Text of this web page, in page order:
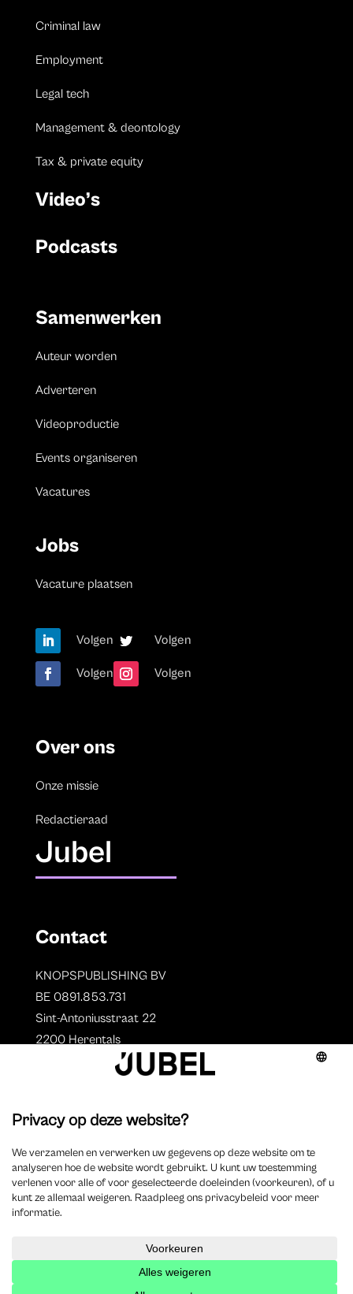
Criminal law
Employment
Legal tech
Management & deontology
Tax & private equity
Video’s
Podcasts
Samenwerken
Auteur worden
Adverteren
Videoproductie
Events organiseren
Vacatures
Jobs
Vacature plaatsen
Volgen Volgen
Volgen Volgen
Over ons
Onze missie
Redactieraad
Jubel
Contact
KNOPSPUBLISHING BV
BE 0891.853.731
Sint-Antoniusstraat 22
2200 Herentals
Auteurs
Overzicht auteurs
Auteur worden?
2025 Jubel – Webdesign byWisemen